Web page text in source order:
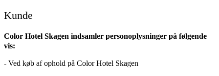
Kunde
Color Hotel Skagen indsamler personoplysninger på følgende
vis:
- Ved køb af ophold på Color Hotel Skagen